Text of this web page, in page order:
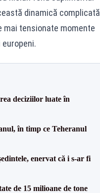
dinamică complicată
mai tensionate momente
deciziilor luate în
în timp ce Teheranul
enervat că i s-ar fi
de 15 milioane de tone